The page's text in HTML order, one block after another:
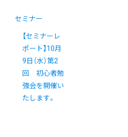
セミナー
【セミナーレ
ポート】10月
9日（水）第2
回 初心者勉
強会を開催い
たします。